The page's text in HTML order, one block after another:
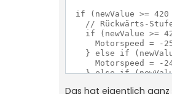
if (newValue >= 420
// Rückwärts-
if (newValue >=
Motorspeed = -
} else if
Motorspeed = -
} else if
Das hat eigentlich